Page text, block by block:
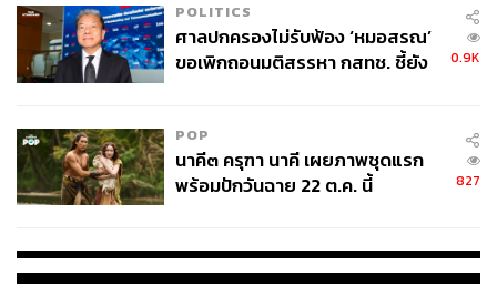
อาคารแห่งนี้ถือเป็นหนึ่งในสถาปัตยกรรมสไตล์นีโอคลาสสิก
(Neoclassical Architecture) ที่โดดเด่นในเมืองไทย สถาปนิก
ผู้ออกแบบก็คือ มารีโอ ตามัญโญ (Mario Tamagno) สถาปนิก
โด่งดังของไทยมากมาย อาทิ พระที่นั่งอนันตสมาคม, วังบาง
ขุนพรหม, บ้านพิณุโลก, ไปจนถึงหัวลำโพง แน่นอนว่าอัต
POLITICS
ศาลปกครองไม่รับฟ้อง ‘หมอสรณ’
ขอเพิกถอนมติสรรหา กสทช. ชี้ยัง
0.9K
POP
นาคี๓ ครุฑา นาคี เผยภาพชุดแรก
พร้อมปักวันฉาย 22 ต.ค. นี้
827